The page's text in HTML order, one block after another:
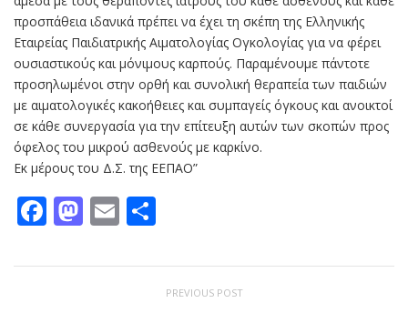
προσπάθεια ιδανικά πρέπει να έχει τη σκέπη της Ελληνικής
Εταιρείας Παιδιατρικής Αιματολογίας Ογκολογίας για να φέρει
ουσιαστικούς και μόνιμους καρπούς. Παραμένουμε πάντοτε
προσηλωμένοι στην ορθή και συνολική θεραπεία των παιδιών
με αιματολογικές κακοήθειες και συμπαγείς όγκους και ανοικτοί
σε κάθε συνεργασία για την επίτευξη αυτών των σκοπών προς
όφελος του μικρού ασθενούς με καρκίνο.
Εκ μέρους του Δ.Σ. της ΕΕΠΑΟ”
Facebook
Mastodon
Email
PREVIOUS POST